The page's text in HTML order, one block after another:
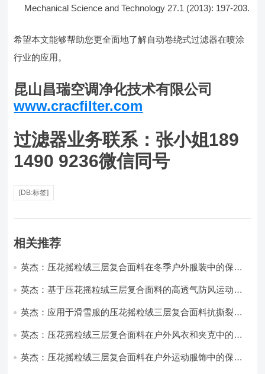
Mechanical Science and Technology 27.1 (2013): 197-203.
希望本文能够帮助您更全面地了解自动卷绕式过滤器在喷涂
行业的应用。
昆山昌瑞空调净化技术有限公司
www.cracfilter.com
过滤器业务联系：张小姐189
1490 9236微信同号
[DB:标签]
相关推荐
英杰：压花摇粒绒三层复合面料在冬季户外服装中的保暖
英杰：基于压花摇粒绒三层复合面料的高透气防风运动服
英杰：应用于滑雪服的压花摇粒绒三层复合面料抗撕裂与
英杰：压花摇粒绒三层复合面料在户外风衣和夹克中的应
英杰：压花摇粒绒三层复合面料在户外运动服饰中的保暖